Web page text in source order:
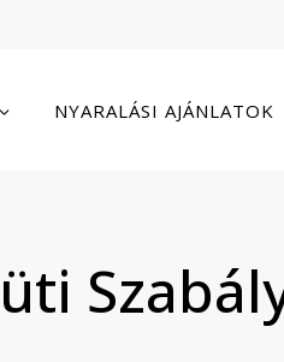
NYARALÁSI AJÁNLATOK